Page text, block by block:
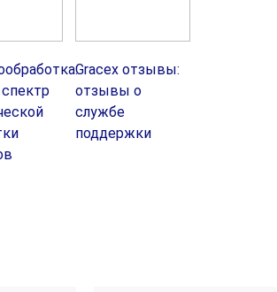
Gracex отзывы:
отзывы о
службе
поддержки